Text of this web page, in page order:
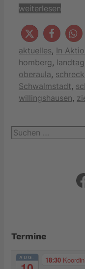
weiterlesen
Kategorien
aktuelles, In
homberg,
oberaula,
Schwalmstadt,
willingshausen,
Suchen
nach:
Termine
AUG. 18:30